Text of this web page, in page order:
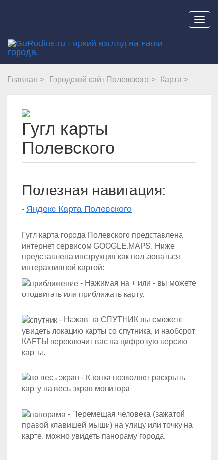
Главная Городской сайт Полевского Карта
Гугл карты
Полевского
Полезная навигация:
- Яндекс Карта Полевского
Гугл карта города Полевского представлена
интернет сервисом GOOGLE.MAPS. Ниже
представлена инструкция как пользоваться
интерактивной картой:
- Нажимая на + или - вы можете
отодвигать или приближать карту.
- Нажав на СПУТНИК вы сможете
увидеть локацию карты со спутника, и наоборот
КАРТЫ переключит вас на цифровую версию
карты.
- Кнопка позволяет раскрыть
карту на весь экран монитора
- Перемещая человека (зажатой
правой клавишей мыши) на улицу или точку на
карте, можно увидеть панораму города.